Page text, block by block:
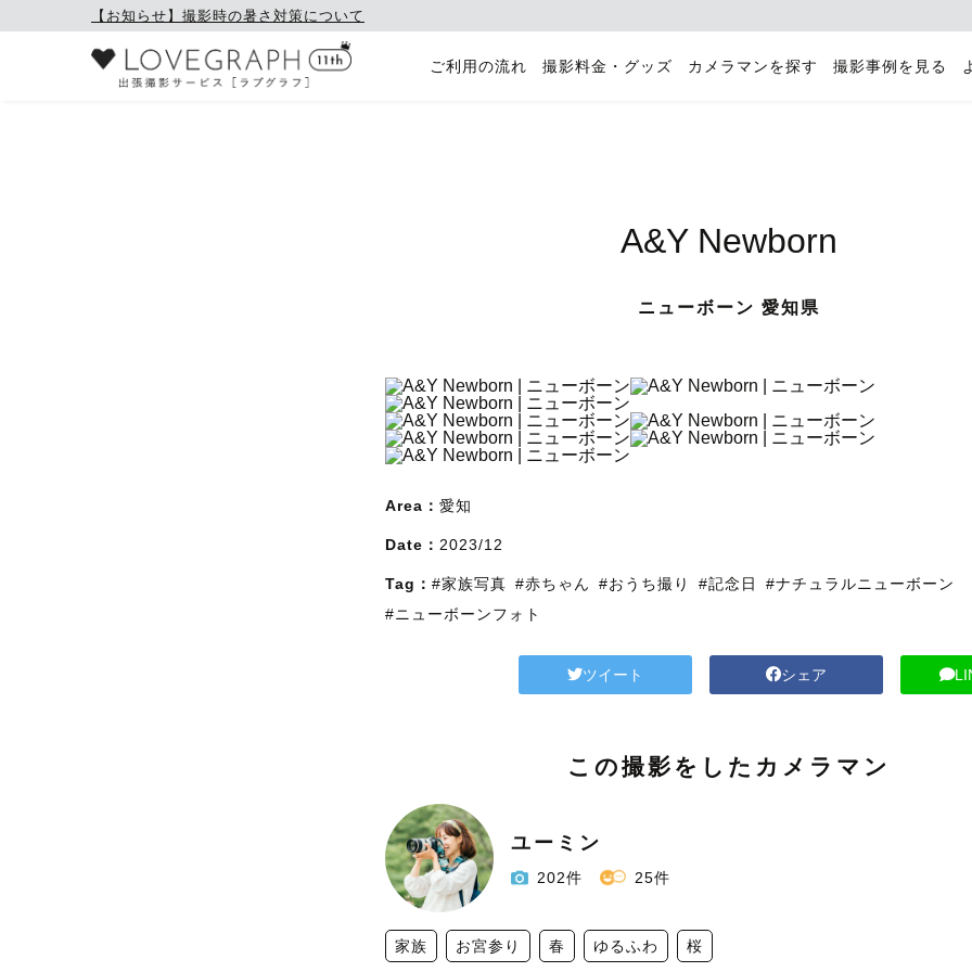
【お知らせ】撮影時の暑さ対策について
ご利用の流れ 撮影料金・グッズ カメラマンを探す 撮影事例を見る
A&Y Newborn
ニューボーン 愛知県
Area： 愛知
Date： 2023/12
Tag： #家族写真 #赤ちゃん #おうち撮り #記念日
#ナチュラルニューボーン
#ニューボーンフォト
ツイート シェア
この撮影をしたカメラマン
ユーミン
202件 25件
家族 お宮参り 春 ゆるふわ 桜